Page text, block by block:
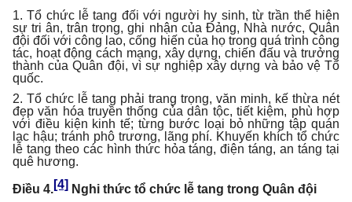
1. Tổ chức lễ tang đối với người hy sinh, từ trần thể hiện
sự tri ân, trân trọng, ghi nhận của Đảng, Nhà nước, Quân
đội đối với công lao, cống hiến của họ trong quá trình công
tác, hoạt động cách mạng, xây dựng, chiến đấu và trưởng
thành của Quân đội, vì sự nghiệp xây dựng và bảo vệ Tổ
quốc.
2. Tổ chức lễ tang phải trang trọng, văn minh, kế thừa nét
đẹp văn hóa truyền thống của dân tộc, tiết kiệm, phù hợp
với điều kiện kinh tế; từng bước loại bỏ những tập quán
lạc hậu; tránh phô trương, lãng phí. Khuyến khích tổ chức
lễ tang theo các hình thức hỏa táng, điện táng, an táng tại
quê hương.
Điều 4.[4] Nghi thức tổ chức lễ tang trong Quân đội